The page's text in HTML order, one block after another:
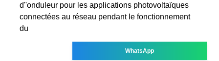
d''onduleur pour les applications photovoltaïques
connectées au réseau pendant le fonctionnement
du
WhatsApp